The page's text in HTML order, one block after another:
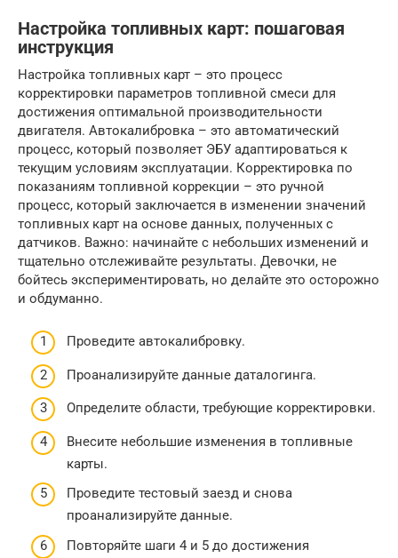
Настройка топливных карт: пошаговая
инструкция
Настройка топливных карт – это процесс
корректировки параметров топливной смеси для
достижения оптимальной производительности
двигателя. Автокалибровка – это автоматический
процесс, который позволяет ЭБУ адаптироваться к
текущим условиям эксплуатации. Корректировка по
показаниям топливной коррекции – это ручной
процесс, который заключается в изменении значений
топливных карт на основе данных, полученных с
датчиков. Важно: начинайте с небольших изменений и
тщательно отслеживайте результаты. Девочки, не
бойтесь экспериментировать, но делайте это осторожно
и обдуманно.
Проведите автокалибровку.
Проанализируйте данные даталогинга.
Определите области, требующие корректировки.
Внесите небольшие изменения в топливные
карты.
Проведите тестовый заезд и снова
проанализируйте данные.
Повторяйте шаги 4 и 5 до достижения